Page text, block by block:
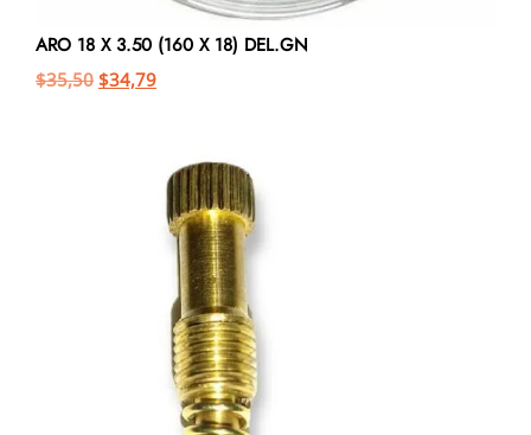
ARO 18 X 3.50 (160 X 18) DEL.GN
$35,50 $34,79